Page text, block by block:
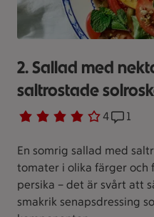
2. Sallad med
saltrostade
Betyg 4 av 5. 4
4 personer har röstat 1
En somrig sallad med
tomater i olika färger och
persika – det är svårt att
smakrik senapsdressing